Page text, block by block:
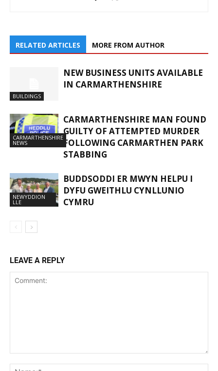
RELATED ARTICLES MORE FROM AUTHOR
BUILDINGS
NEW BUSINESS UNITS AVAILABLE
IN CARMARTHENSHIRE
CARMARTHENSHIRE
NEWS
CARMARTHENSHIRE MAN FOUND
GUILTY OF ATTEMPTED MURDER
FOLLOWING CARMARTHEN PARK
STABBING
NEWYDDION
LLE
BUDDSODDI ER MWYN HELPU I
DYFU GWEITHLU CYNLLUNIO
CYMRU
LEAVE A REPLY